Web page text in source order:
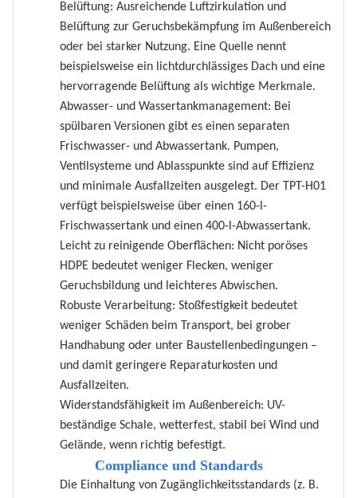
Belüftung: Ausreichende Luftzirkulation und
Belüftung zur Geruchsbekämpfung im Außenbereich
oder bei starker Nutzung. Eine Quelle nennt
beispielsweise ein lichtdurchlässiges Dach und eine
hervorragende Belüftung als wichtige Merkmale.
Abwasser- und Wassertankmanagement: Bei
spülbaren Versionen gibt es einen separaten
Frischwasser- und Abwassertank. Pumpen,
Ventilsysteme und Ablasspunkte sind auf Effizienz
und minimale Ausfallzeiten ausgelegt. Der TPT-H01
verfügt beispielsweise über einen 160-l-
Frischwassertank und einen 400-l-Abwassertank.
Leicht zu reinigende Oberflächen: Nicht poröses
HDPE bedeutet weniger Flecken, weniger
Geruchsbildung und leichteres Abwischen.
Robuste Verarbeitung: Stoßfestigkeit bedeutet
weniger Schäden beim Transport, bei grober
Handhabung oder unter Baustellenbedingungen –
und damit geringere Reparaturkosten und
Ausfallzeiten.
Widerstandsfähigkeit im Außenbereich: UV-
beständige Schale, wetterfest, stabil bei Wind und
Gelände, wenn richtig befestigt.
Compliance und Standards
Die Einhaltung von Zugänglichkeitsstandards (z. B.